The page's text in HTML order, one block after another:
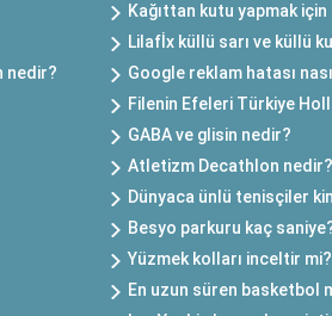
Kağıttan kutu yapmak için
Lilafİx küllü sarı ve küllü
nedir?
Google reklam hatası
Filenin Efeleri Türkiye
GABA ve glisin nedir?
Atletizm Decathlon nedir?
Dünyaca ünlü tenisçiler
Besyo parkuru kaç
Yüzmek kolları inceltir mi?
En uzun süren basketbol